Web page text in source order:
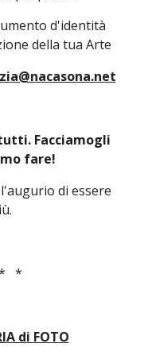
d'identità
della tua Arte
Facciamogli
fare!
di essere
*
di FOTO